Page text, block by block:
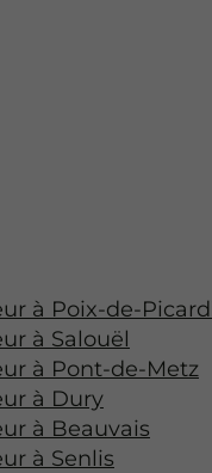
à Poix-de-
à Salouël
à Pont-de-Metz
à Dury
à Beauvais
à Senlis